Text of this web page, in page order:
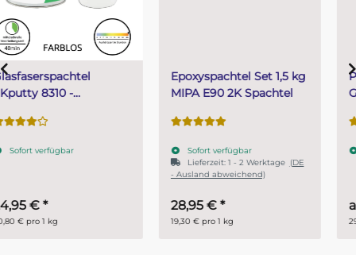
Epoxyspachtel Set 1,5 kg
MIPA E90 2K Spachtel
Sofort verfügbar
28,95 €
19,30 € pro 1 kg
PUR (Resin) 4 Minuten
Gießharz SKresin 6804
Sofort verfügbar
ab 14,95 €
29,90 € pro 1 kg